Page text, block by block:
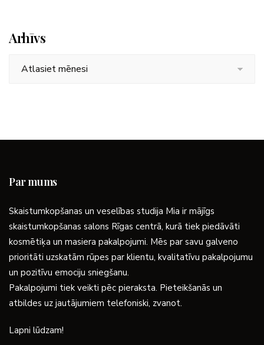
Arhīvs
Par mums
Skaistumkopšanas un veselības studija Mia ir mājīgs
skaistumkopšanas salons Rīgas centrā, kurā tiek piedāvāti
kosmētiķa un masiera pakalpojumi. Mēs par savu galveno
prioritāti uzskatām rūpes par klientu, kvalitatīvu pakalpojumu
un pozitīvu emociju sniegšanu.
Pakalpojumi tiek veikti pēc pieraksta. Pieteikšanās un
atbildes uz jautājumiem telefoniski, zvanot.
Lapni lūdzam!